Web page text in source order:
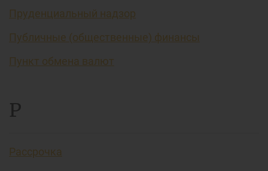
Пруденциальный надзор
Публичные (общественные) финансы
Пункт обмена валют
Р
Рассрочка